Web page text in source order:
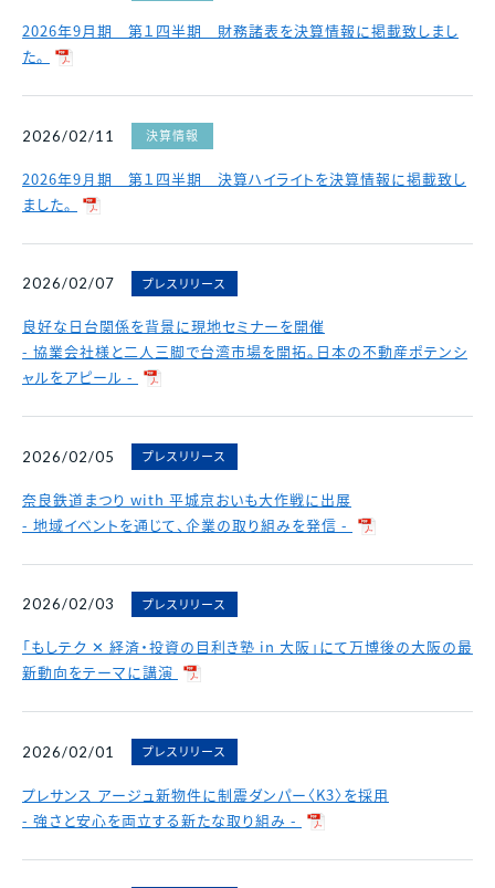
2026年9月期 第１四半期 財務諸表を決算情報に掲載致しまし
た。
2026/02/11 決算情報
2026年9⽉期 第１四半期 決算ハイライトを決算情報に掲載致し
ました。
2026/02/07 プレスリリース
良好な日台関係を背景に現地セミナーを開催
- 協業会社様と二人三脚で台湾市場を開拓。日本の不動産ポテンシ
ャルをアピール -
2026/02/05 プレスリリース
奈良鉄道まつり with 平城京おいも大作戦に出展
- 地域イベントを通じて、企業の取り組みを発信 -
2026/02/03 プレスリリース
「もしテク ✕ 経済・投資の目利き塾 in 大阪」にて万博後の大阪の最
新動向をテーマに講演
2026/02/01 プレスリリース
プレサンス アージュ新物件に制震ダンパー〈K3〉を採用
- 強さと安心を両立する新たな取り組み -